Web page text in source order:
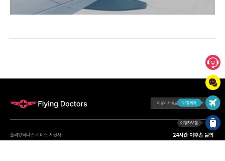
플라잉닥터스 서비스 제공사
패밀리사이트
24시간 이후송 문의
02-360-2525